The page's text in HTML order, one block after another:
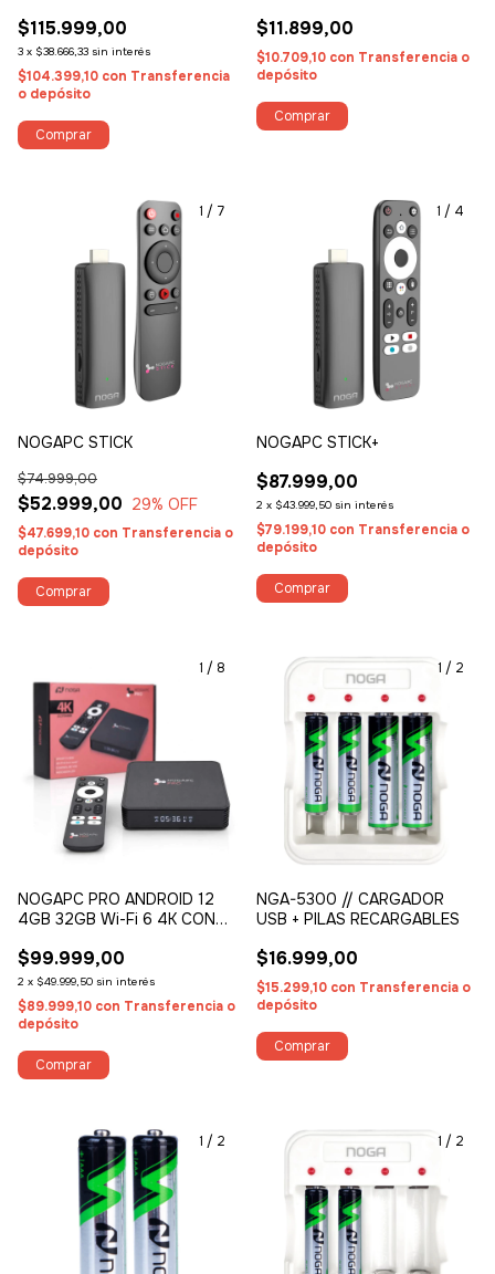
$115.999,00
3 x $38.666,33 sin interés
$104.399,10 con Transferencia
o depósito
$11.899,00
$10.709,10 con Transferencia o
depósito
1 / 7
NOGAPC STICK
$52.999,00
$74.999,00
29% OFF
$47.699,10 con Transferencia o
depósito
1 / 4
NOGAPC STICK+
$87.999,00
2 x $43.999,50 sin interés
$79.199,10 con Transferencia o
depósito
1 / 8
NOGAPC PRO ANDROID 12
4GB 32GB Wi-Fi 6 4K CON
$99.999,00
2 x $49.999,50 sin interés
$89.999,10 con Transferencia o
depósito
1 / 2
NGA-5300 // CARGADOR
USB + PILAS RECARGABLES
$16.999,00
$15.299,10 con Transferencia o
depósito
1 / 2 1 / 2